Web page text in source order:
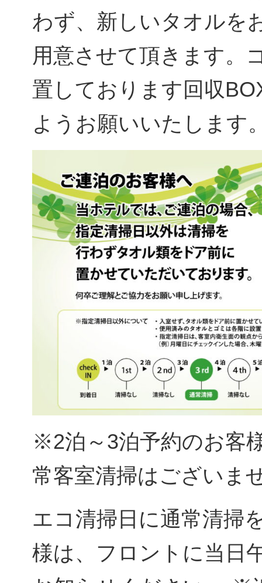
わず、新しいタオルを
用意させて頂きます。
置しております回収
ようお願いいたします
※2泊～3泊予約のお客
常客室清掃はございま
エコ清掃日に通常清掃
様は、フロントに当日